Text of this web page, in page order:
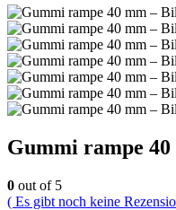
Gummi rampe 40
0 out of 5
( Es gibt noch keine